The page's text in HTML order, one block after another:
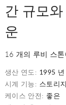
간 규모
운
16 개의 루비 스
생산 연도: 1995 년
시계 기능: 스토리
케이스 안전: 좋은